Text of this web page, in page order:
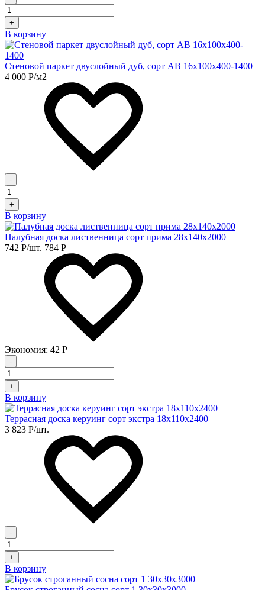
+
В корзину
Стеновой паркет двуслойный дуб, сорт АВ 16х100х400-1400
4 000 Р/м2
-
+
В корзину
Палубная доска лиственница сорт прима 28х140х2000
742 Р/шт. 784 Р
Экономия: 42 Р
-
+
В корзину
Террасная доска керуинг сорт экстра 18х110х2400
3 823 Р/шт.
-
+
В корзину